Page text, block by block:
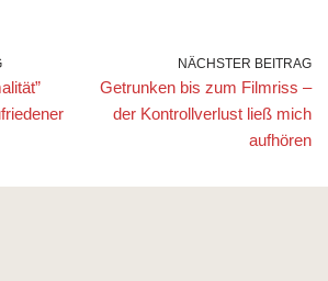
NÄCHSTER BEITRAG
Getrunken bis zum Filmriss –
der Kontrollverlust ließ mich
aufhören